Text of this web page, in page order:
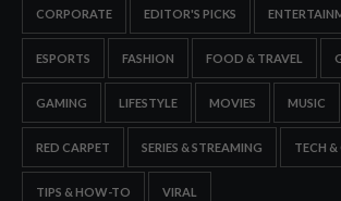
CORPORATE EDITOR'S PICKS
ESPORTS FASHION FOOD & TRAVEL
GAMING LIFESTYLE MOVIES MUSIC
RED CARPET SERIES & STREAMING TECH
TIPS & HOW-TO VIRAL